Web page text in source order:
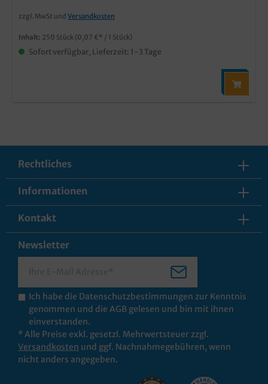
zzgl. MwSt und Versandkosten
Inhalt: 250 Stück (0,07 €* / 1 Stück)
Sofort verfügbar, Lieferzeit: 1-3 Tage
Rechtliches
Informationen
Kontakt
Newsletter
Ich habe die Datenschutzbestimmungen zur Kenntnis
genommen und die AGB gelesen und bin mit ihnen
einverstanden.
* Alle Preise exkl. gesetzl. Mehrwertsteuer zzgl.
Versandkosten und ggf. Nachnahmegebühren, wenn
nicht anders angegeben.